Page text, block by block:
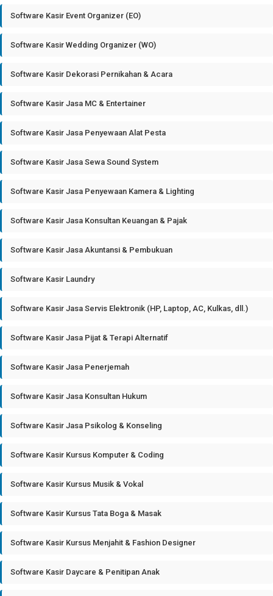
Software Kasir Event Organizer (EO)
Software Kasir Wedding Organizer (WO)
Software Kasir Dekorasi Pernikahan & Acara
Software Kasir Jasa MC & Entertainer
Software Kasir Jasa Penyewaan Alat Pesta
Software Kasir Jasa Sewa Sound System
Software Kasir Jasa Penyewaan Kamera & Lighting
Software Kasir Jasa Konsultan Keuangan & Pajak
Software Kasir Jasa Akuntansi & Pembukuan
Software Kasir Laundry
Software Kasir Jasa Servis Elektronik (HP, Laptop, AC, Kulkas, dll.)
Software Kasir Jasa Pijat & Terapi Alternatif
Software Kasir Jasa Penerjemah
Software Kasir Jasa Konsultan Hukum
Software Kasir Jasa Psikolog & Konseling
Software Kasir Kursus Komputer & Coding
Software Kasir Kursus Musik & Vokal
Software Kasir Kursus Tata Boga & Masak
Software Kasir Kursus Menjahit & Fashion Designer
Software Kasir Daycare & Penitipan Anak